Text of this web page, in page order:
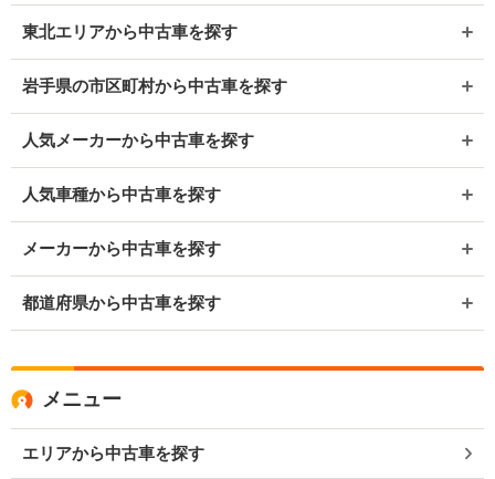
東北エリアから中古車を探す
岩手県の市区町村から中古車を探す
人気メーカーから中古車を探す
人気車種から中古車を探す
メーカーから中古車を探す
都道府県から中古車を探す
メニュー
エリアから中古車を探す